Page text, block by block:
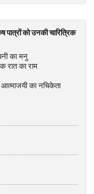
को उनकी चारित्रिक
का मनु
रात का राम
का नचिकेता